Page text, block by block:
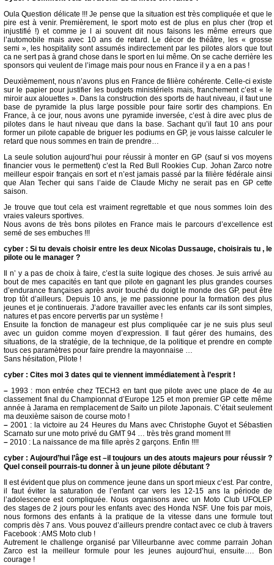
Oula Question délicate !!! Je pense que la situation est très compliquée et que le
pire est à venir. Premièrement, le sport moto est de plus en plus cher (trop et
injustifié !) et comme je l ai souvent dit nous faisons les même erreurs que
l’automobile mais avec 10 ans de retard. Le décor de théâtre, les « grosse
semi », les hospitality sont assumés indirectement par les pilotes alors que tout
ca ne sert pas à grand chose dans le sport en lui même. On se cache derrière les
sponsors qui veulent de l’image mais pour nous en France il y a en a pas !
Deuxièmement, nous n’avons plus en France de filière cohérente. Celle-ci existe
sur le papier pour justifier les budgets ministériels mais, franchement c’est « le
miroir aux alouettes ». Dans la construction des sports de haut niveau, il faut une
base de pyramide la plus large possible pour faire sortir des champions. En
France, à ce jour, nous avons une pyramide inversée, c’est à dire avec plus de
pilotes dans le haut niveau que dans la base. Sachant qu’il faut 10 ans pour
former un pilote capable de briguer les podiums en GP, je vous laisse calculer le
retard que nous sommes en train de prendre…
La seule solution aujourd’hui pour réussir à monter en GP (sauf si vos moyens
financier vous le permettent) c’est la Red Bull Rookies Cup. Johan Zarco notre
meilleur espoir français en sort et n’est jamais passé par la filière fédérale ainsi
que Alan Techer qui sans l’aide de Claude Michy ne serait pas en GP cette
saison.
Je trouve que tout cela est vraiment regrettable et que nous sommes loin des
vraies valeurs sportives.
Nous avons de très bons pilotes en France mais le parcours d’excellence est
semé de ses embuches !!!
cyber : Si tu devais choisir entre les deux Nicolas Dussauge, choisirais tu , le
pilote ou le manager ?
Il n’ y a pas de choix à faire, c’est la suite logique des choses. Je suis arrivé au
bout de mes capacités en tant que pilote en gagnant les plus grandes courses
d’endurance françaises après avoir touché du doigt le monde des GP, peut être
trop tôt d’ailleurs. Depuis 10 ans, je me passionne pour la formation des plus
jeunes et je continuerais. J’adore travailler avec les enfants car ils sont simples,
natures et pas encore pervertis par un système !
Ensuite la fonction de manageur est plus compliquée car je ne suis plus seul
avec un guidon comme moyen d’expression. Il faut gérer des humains, des
situations, de la stratégie, de la technique, de la politique et prendre en compte
tous ces paramètres pour faire prendre la mayonnaise …
Sans hésitation, Pilote !
cyber : Cites moi 3 dates qui te viennent immédiatement à l’esprit !
– 1993 : mon entrée chez TECH3 en tant que pilote avec une place de 4e au
classement final du Championnat d’Europe 125 et mon premier GP cette même
année à Jarama en remplacement de Saito un pilote Japonais. C’était seulement
ma deuxième saison de course moto !
– 2001 : la victoire au 24 Heures du Mans avec Christophe Guyot et Sébastien
Scarnato sur une moto privé du GMT 94 … très très grand moment !!!
– 2010 : La naissance de ma fille après 2 garçons. Enfin !!!!
cyber : Aujourd’hui l’âge est –il toujours un des atouts majeurs pour réussir ?
Quel conseil pourrais-tu donner à un jeune pilote débutant ?
Il est évident que plus on commence jeune dans un sport mieux c’est. Par contre,
il faut éviter la saturation de l’enfant car vers les 12-15 ans la période de
l’adolescence est compliquée. Nous organisons avec un Moto Club UFOLEP
des stages de 2 jours pour les enfants avec des Honda NSF. Une fois par mois,
nous formons des enfants à la pratique de la vitesse dans une formule tout
compris dès 7 ans. Vous pouvez d’ailleurs prendre contact avec ce club à travers
Facebook : AMS Moto club !
Autrement le challenge organisé par Villeurbanne avec comme parrain Johan
Zarco est la meilleur formule pour les jeunes aujourd’hui, ensuite…. Bon
courage !